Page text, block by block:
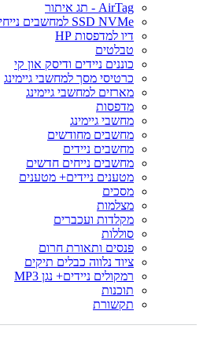
AirTag - תג איתור
SSD NVMe למחשבים נייחים וניידים
דיו למדפסות HP
טבלטים
כוננים ניידים ודיסק און קי
כרטיסי מסך למחשבי גיימינג
מארזים למחשבי גיימינג
מדפסות
מחשבי גיימינג
מחשבים מחודשים
מחשבים ניידים
מחשבים נייחים חדשים
מטענים ניידים+ מטענים
מסכים
מצלמות
מקלדות ועכברים
סוללות
פנסים ותאורת חרום
ציוד נלווה כבלים תיקים
רמקולים ניידים+ נגן MP3
תוכנות
תקשורת